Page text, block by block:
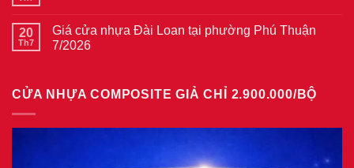
phường
Bình
Hòa
thép
vân
gỗ
luận
ở
Giá
gỗ
20
Th7
Giá cửa nhựa Đài Loan tại phường Phú Thuận
7/2026
luận
ở
CỬA NHỰA COMPOSITE GIẢ CHỈ 2.900.000/BỘ